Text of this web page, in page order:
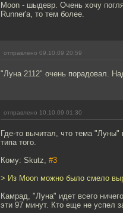
Moon - шыдевр. Очень хочу
Runner'а, то тем более.
отправлено 09.10.09 20:59
"Луна 2112" очень порадовал.
отправлено 10.10.09 01:30
Где-то вычитал, что тема
типа того.
Кому: Skutz, #3
> Из Moon можно было смело
Камрад, "Луна" идет всего
эти 97 минут. Кто еще не успел